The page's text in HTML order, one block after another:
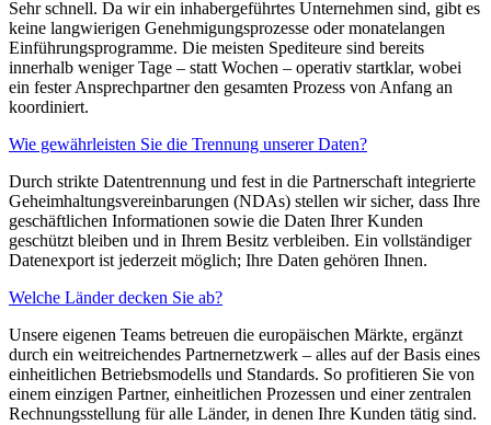
Sehr schnell. Da wir ein inhabergeführtes Unternehmen sind, gibt es
keine langwierigen Genehmigungsprozesse oder monatelangen
Einführungsprogramme. Die meisten Spediteure sind bereits
innerhalb weniger Tage – statt Wochen – operativ startklar, wobei
ein fester Ansprechpartner den gesamten Prozess von Anfang an
koordiniert.
Wie gewährleisten Sie die Trennung unserer Daten?
Durch strikte Datentrennung und fest in die Partnerschaft integrierte
Geheimhaltungsvereinbarungen (NDAs) stellen wir sicher, dass Ihre
geschäftlichen Informationen sowie die Daten Ihrer Kunden
geschützt bleiben und in Ihrem Besitz verbleiben. Ein vollständiger
Datenexport ist jederzeit möglich; Ihre Daten gehören Ihnen.
Welche Länder decken Sie ab?
Unsere eigenen Teams betreuen die europäischen Märkte, ergänzt
durch ein weitreichendes Partnernetzwerk – alles auf der Basis eines
einheitlichen Betriebsmodells und Standards. So profitieren Sie von
einem einzigen Partner, einheitlichen Prozessen und einer zentralen
Rechnungsstellung für alle Länder, in denen Ihre Kunden tätig sind.